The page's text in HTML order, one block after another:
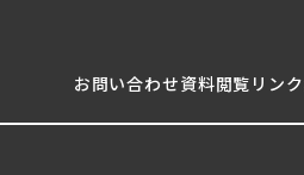
お問い合わせ資料閲覧 リン